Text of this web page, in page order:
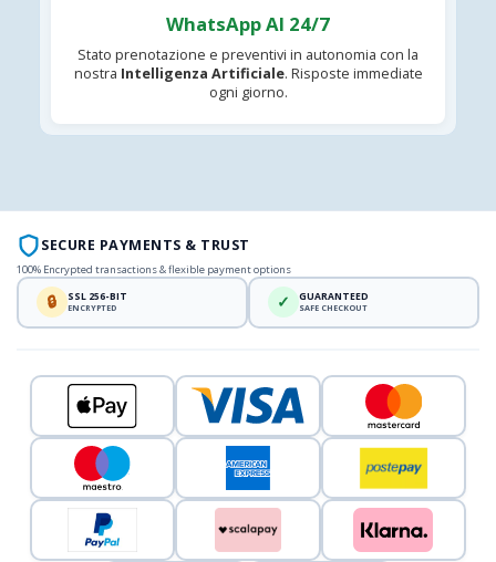
WhatsApp AI 24/7
Stato prenotazione e preventivi in autonomia con la
nostra Intelligenza Artificiale. Risposte immediate
ogni giorno.
SECURE PAYMENTS & TRUST
100% Encrypted transactions & flexible payment options
🔒 SSL 256-BIT
ENCRYPTED ✓ GUARANTEED
SAFE CHECKOUT